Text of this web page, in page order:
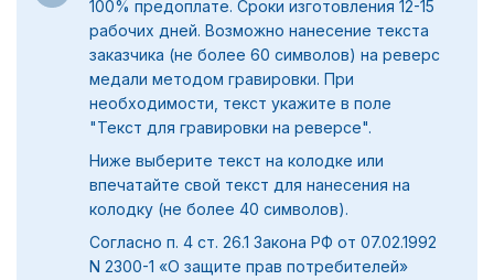
100% предоплате. Сроки изготовления 12-15
рабочих дней. Возможно нанесение текста
заказчика (не более 60 символов) на реверс
медали методом гравировки. При
необходимости, текст укажите в поле
"Текст для гравировки на реверсе".
Ниже выберите текст на колодке или
впечатайте свой текст для нанесения на
колодку (не более 40 символов).
Согласно п. 4 ст. 26.1 Закона РФ от 07.02.1992
N 2300-1 «О защите прав потребителей»